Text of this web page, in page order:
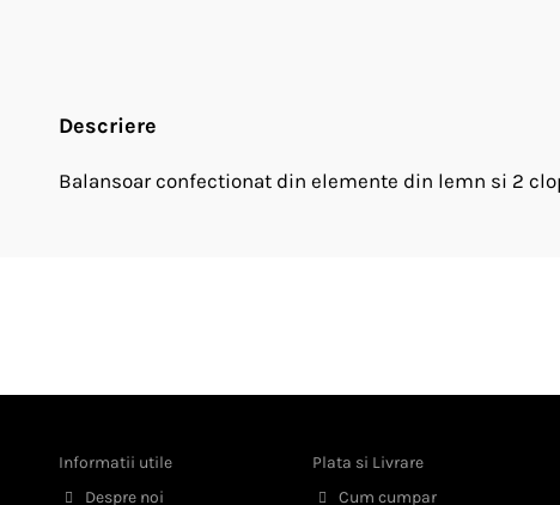
Descriere
Balansoar confectionat din elemente din lemn si 2
Informatii utile
Despre noi
Plata si Livrare
Cum cumpar